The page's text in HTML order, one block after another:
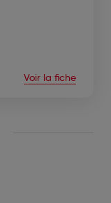
Voir la fiche